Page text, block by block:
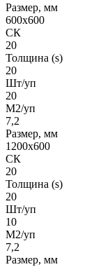
Размер, мм
600x600
СК
20
Толщина (s)
20
Шт/уп
20
М2/уп
7,2
Размер, мм
1200x600
СК
20
Толщина (s)
20
Шт/уп
10
М2/уп
7,2
Размер, мм